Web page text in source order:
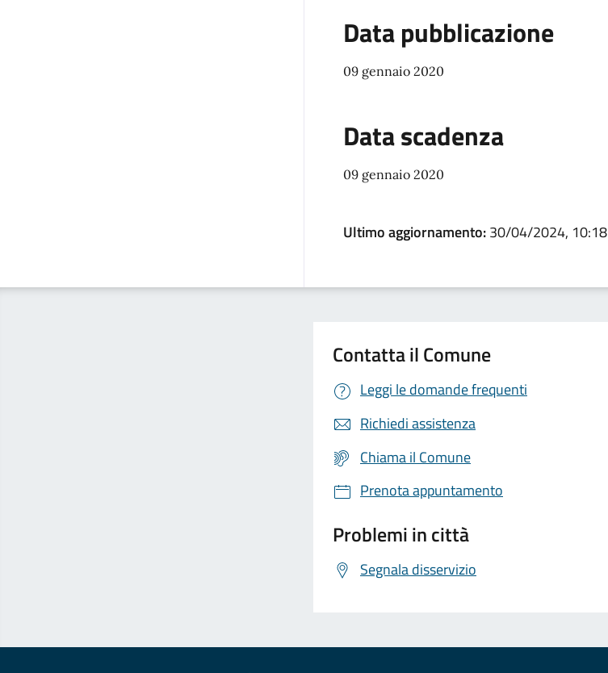
Data pubblicazione
09 gennaio 2020
Data scadenza
09 gennaio 2020
Ultimo aggiornamento:30/04/2024, 10:18
Contatta il Comune
Leggi le domande frequenti
Richiedi assistenza
Chiama il Comune
Prenota appuntamento
Problemi in città
Segnala disservizio